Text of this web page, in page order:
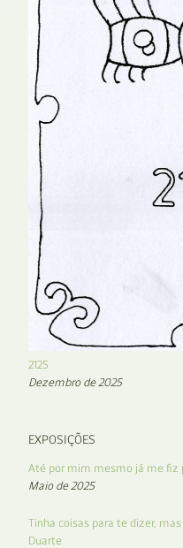
2125
Dezembro de 2025
EXPOSIÇÕES
Até por mim mesmo já me fiz
Maio de 2025
Tinha coisas para te dizer,
Duarte